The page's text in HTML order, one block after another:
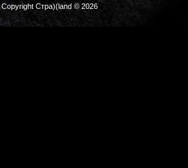
Copyright Стра)(land © 2026